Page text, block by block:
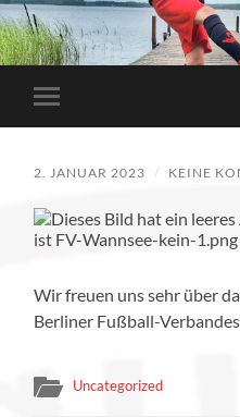
Mobile-
Menü
2. JANUAR 2023 / KEINE
Wir freuen uns sehr über
Berliner Fußball-Verbandes
Uncategorized